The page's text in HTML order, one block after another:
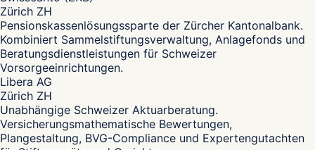
Zürich ZH
Pensionskassenlösungssparte der Zürcher Kantonalbank.
Kombiniert Sammelstiftungsverwaltung, Anlagefonds und
Beratungsdienstleistungen für Schweizer
Vorsorgeeinrichtungen.
Libera AG
Zürich ZH
Unabhängige Schweizer Aktuarberatung.
Versicherungsmathematische Bewertungen,
Plangestaltung, BVG-Compliance und Expertengutachten